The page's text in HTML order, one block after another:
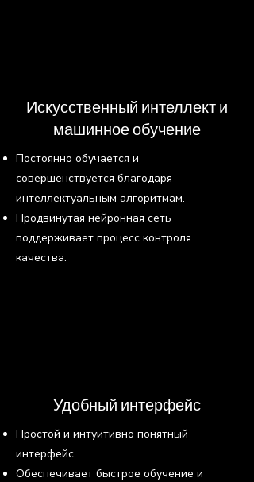
Искусственный интеллект и
машинное обучение
Постоянно обучается и
совершенствуется благодаря
интеллектуальным алгоритмам.
Продвинутая нейронная сеть
поддерживает процесс контроля
качества.
Удобный интерфейс
Простой и интуитивно понятный
интерфейс.
Обеспечивает быстрое обучение и